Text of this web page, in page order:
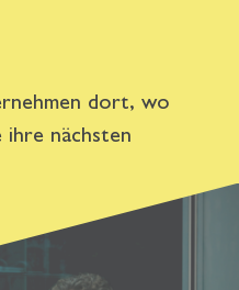
dort, wo
nächsten